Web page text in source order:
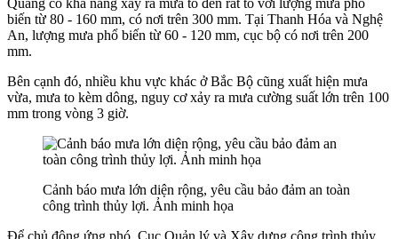
Quang có khả năng xảy ra mưa to đến rất to với lượng mưa phổ
biến từ 80 - 160 mm, có nơi trên 300 mm. Tại Thanh Hóa và Nghệ
An, lượng mưa phổ biến từ 60 - 120 mm, cục bộ có nơi trên 200
mm.
Bên cạnh đó, nhiều khu vực khác ở Bắc Bộ cũng xuất hiện mưa
vừa, mưa to kèm dông, nguy cơ xảy ra mưa cường suất lớn trên 100
mm trong vòng 3 giờ.
Cảnh báo mưa lớn diện rộng, yêu cầu bảo đảm an toàn
công trình thủy lợi. Ảnh minh họa